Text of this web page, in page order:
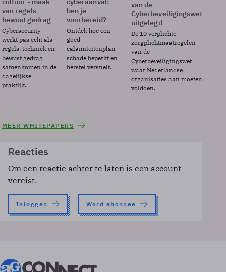
van regels
bewust gedrag
Cybersecurity
werkt pas echt als
regels, techniek en
bewust gedrag
samenkomen in de
dagelijkse
praktijk.
ben je
voorbereid?
Ontdek hoe een
goed
calamiteitenplan
schade beperkt en
herstel versnelt.
van de
Cyberbeveiligingswet
uitgelegd
De 10 verplichte
zorgplichtmaatregelen
van de
Cyberbeveiligingswet
waar Nederlandse
organisaties aan moeten
voldoen.
MEER WHITEPAPERS
Reacties
Om een reactie achter te laten is een account
vereist.
Inloggen Word abonnee